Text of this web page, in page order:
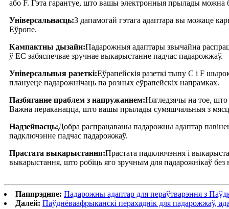
або F. Гэта гарантуе, што вашы электронныя прылады можна
Універсальнасць:З дапамогай гэтага адаптара вы можаце
Еўропе.
Кампактны дызайн:Падарожныя адаптары звычайна
ў ЕС забяспечвае зручнае выкарыстанне падчас падарожжаў.
Універсальныя разеткі:Еўрапейскія разеткі тыпу C і F
плануеце падарожнічаць па розных еўрапейскіх напрамках.
Пазбяганне праблем з напружаннем:Нягледзячы на ​​тое, што
Важна пераканацца, што вашы прылады сумяшчальныя з
Надзейнасць:Добра распрацаваны падарожны адаптар
падключэнне падчас падарожжаў.
Прастата выкарыстання:Прастата падключэння і
выкарыстання, што робіць яго зручным для падарожнікаў без
Папярэдняе: Падарожны адаптар для пераўтварэння з
Далей: Паўднёваафрыканскі перахаднік для падарожжаў,